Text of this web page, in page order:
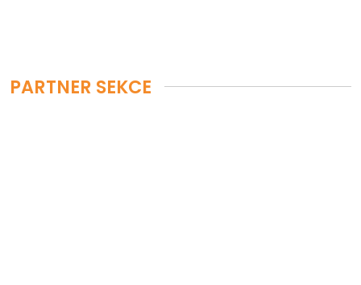
PARTNER SEKCE